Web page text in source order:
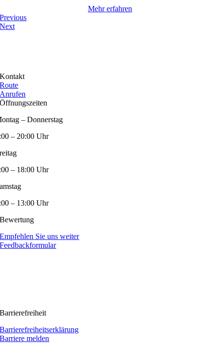
Mehr erfahren
Previous
Next
Kontakt
Route
Anrufen
Öffnungszeiten
– Donnerstag
– 20:00 Uhr
– 18:00 Uhr
– 13:00 Uhr
Bewertung
Empfehlen Sie uns weiter
Feedbackformular
Barrierefreiheit
Barrierefreiheitserklärung
Barriere melden